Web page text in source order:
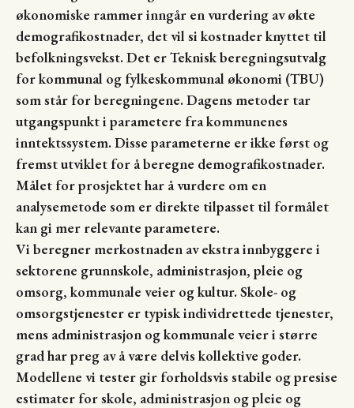
økonomiske rammer inngår en vurdering av økte
demografikostnader, det vil si kostnader knyttet til
befolkningsvekst. Det er Teknisk beregningsutvalg
for kommunal og fylkeskommunal økonomi (TBU)
som står for beregningene. Dagens metoder tar
utgangspunkt i parametere fra kommunenes
inntektssystem. Disse parameterne er ikke først og
fremst utviklet for å beregne demografikostnader.
Målet for prosjektet har å vurdere om en
analysemetode som er direkte tilpasset til formålet
kan gi mer relevante parametere.
Vi beregner merkostnaden av ekstra innbyggere i
sektorene grunnskole, administrasjon, pleie og
omsorg, kommunale veier og kultur. Skole- og
omsorgstjenester er typisk individrettede tjenester,
mens administrasjon og kommunale veier i større
grad har preg av å være delvis kollektive goder.
Modellene vi tester gir forholdsvis stabile og presise
estimater for skole, administrasjon og pleie og